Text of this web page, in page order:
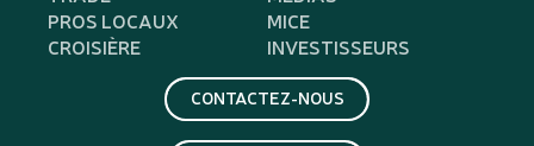
PROS LOCAUX
MICE
CROISIÈRE
INVESTISSEURS
CONTACTEZ-NOUS